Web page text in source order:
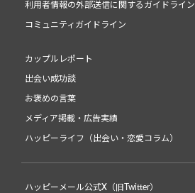
利用者情報の外部送信に関するガイドライン
コミュニティガイドライン
カップルレポート
出会い成功談
お褒めの言葉
メディア掲載・広告実績
ハッピーライフ（出会い・恋愛コラム）
ハッピーメール公式X（旧Twitter）